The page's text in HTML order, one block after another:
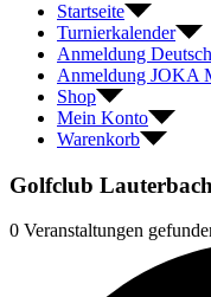
Startseite
Turnierkalender
Anmeldung
Anmeldung JOKA
Shop
Mein Konto
Warenkorb
Golfclub
0 Veranstaltungen